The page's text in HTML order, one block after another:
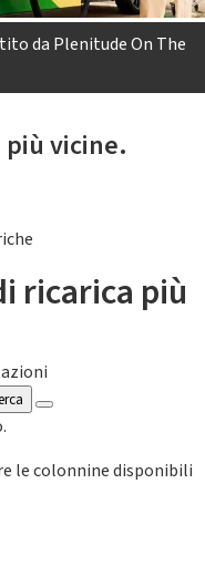
da Plenitude On The
vicine.
ricarica più
le colonnine disponibili